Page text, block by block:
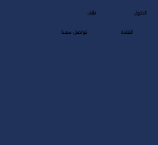
رؤى الحلول
تواصل معنا القادة